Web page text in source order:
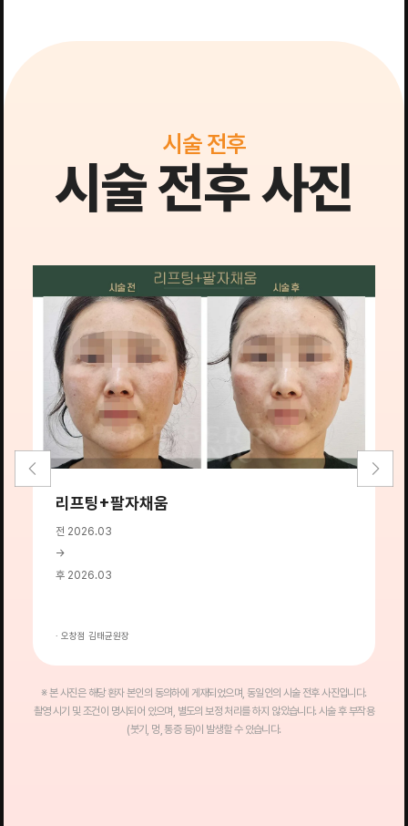
시술 전후
시술 전후 사진
리프팅+팔자채움
전 2026.03
→
후 2026.03
· 오창점 김태균원장
※ 본 사진은 해당 환자 본인의 동의하에 게재되었으며, 동일인의 시술 전후 사진입니다.
촬영 시기 및 조건이 명시되어 있으며, 별도의 보정 처리를 하지 않았습니다. 시술 후 부작용
(붓기, 멍, 통증 등)이 발생할 수 있습니다.